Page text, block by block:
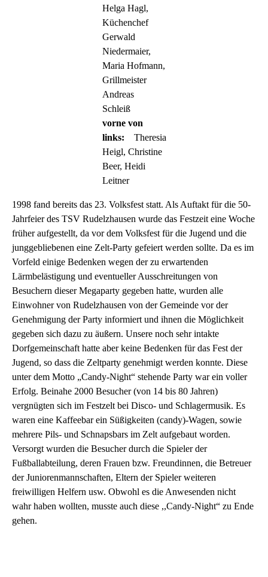
Helga Hagl,
Küchenchef
Gerwald
Niedermaier,
Maria Hofmann,
Grillmeister
Andreas
Schleiß
vorne von
links: Theresia
Heigl, Christine
Beer, Heidi
Leitner
1998 fand bereits das 23. Volksfest statt. Als Auftakt für die 50-
Jahrfeier des TSV Rudelzhausen wurde das Festzeit eine Woche
früher aufgestellt, da vor dem Volksfest für die Jugend und die
junggebliebenen eine Zelt-Party gefeiert werden sollte. Da es im
Vorfeld einige Bedenken wegen der zu erwartenden
Lärmbelästigung und eventueller Ausschreitungen von
Besuchern dieser Megaparty gegeben hatte, wurden alle
Einwohner von Rudelzhausen von der Gemeinde vor der
Genehmigung der Party informiert und ihnen die Möglichkeit
gegeben sich dazu zu äußern. Unsere noch sehr intakte
Dorfgemeinschaft hatte aber keine Bedenken für das Fest der
Jugend, so dass die Zeltparty genehmigt werden konnte. Diese
unter dem Motto „Candy-Night“ stehende Party war ein voller
Erfolg. Beinahe 2000 Besucher (von 14 bis 80 Jahren)
vergnügten sich im Festzelt bei Disco- und Schlagermusik. Es
waren eine Kaffeebar ein Süßigkeiten (candy)-Wagen, sowie
mehrere Pils- und Schnapsbars im Zelt aufgebaut worden.
Versorgt wurden die Besucher durch die Spieler der
Fußballabteilung, deren Frauen bzw. Freundinnen, die Betreuer
der Juniorenmannschaften, Eltern der Spieler weiteren
freiwilligen Helfern usw. Obwohl es die Anwesenden nicht
wahr haben wollten, musste auch diese ,,Candy-Night“ zu Ende
gehen.